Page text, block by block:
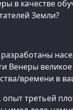
в качестве
Земли?
Венеры
времени в
третьей